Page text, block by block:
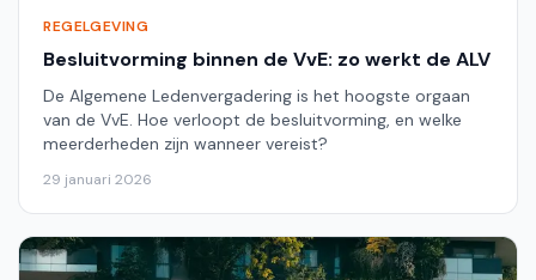
REGELGEVING
Besluitvorming binnen de VvE: zo werkt de ALV
De Algemene Ledenvergadering is het hoogste orgaan
van de VvE. Hoe verloopt de besluitvorming, en welke
meerderheden zijn wanneer vereist?
29 januari 2026